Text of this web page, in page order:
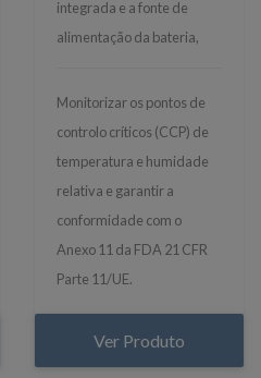
integrada e a fonte de
alimentação da bateria,
Monitorizar os pontos de
controlo críticos (CCP) de
temperatura e humidade
relativa e garantir a
conformidade com o
Anexo 11 da FDA 21 CFR
Parte 11/UE.
Ver Produto